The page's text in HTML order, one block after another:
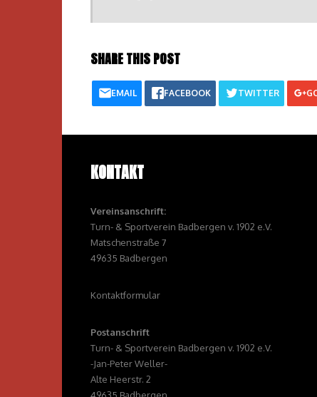
SHARE THIS POST
EMAIL FACEBOOK TWITTER
KONTAKT
Vereinsanschrift:
Turn- & Sportverein Badbergen v. 1902 e.V.
Matschenstraße 7
49635 Badbergen
Kontaktformular
Postanschrift
Turn- & Sportverein Badbergen v. 1902 e.V.
-Jan-Peter Weller-
Alte Heerstr. 2